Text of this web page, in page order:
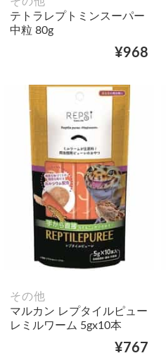
テトラレプトミンスーパー
中粒 80g
¥968
その他
マルカン レプタイルピュー
レミルワーム 5gx10本
¥767